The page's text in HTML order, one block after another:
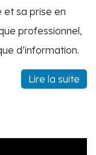
et sa prise en
professionnel,
d’information.
Lire la suite